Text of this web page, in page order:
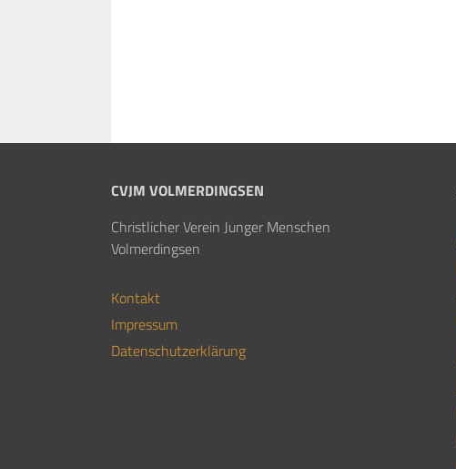
CVJM VOLMERDINGSEN
Christlicher Verein Junger Menschen
Volmerdingsen
Kontakt
Impressum
Datenschutzerklärung